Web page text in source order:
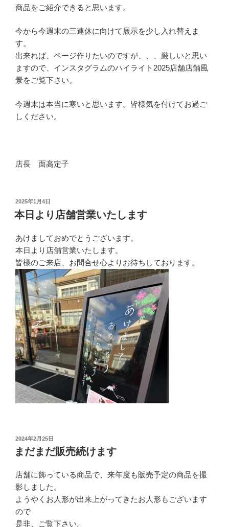
商品をご紹介できると思います。
今から今週末の三連休に向けて展示を少し入れ替えま
す。
出来れば、ページ作りたいのですが、、、厳しいと思い
ますので、インスタグラムのハイライト2025店舗店舗風
景をご覧下さい。
今週末は本当に寒いと思います。皆様気を付けてお過ご
しください。
店長 面高定子
投
稿
日:
2025年1月4日
本日より店舗営業いたします
あけましておめでとうございます。
本日より店舗営業いたします。
皆様のご来店、お問合せ心よりお待ちしております。
投
稿
日:
2024年2月25日
まだまだ販売続けます
店舗に飾っている商品で、来年度も販売予定の商品を撮
影しました。
ようやくお人形が出来上がってきたお人形もございます
ので
是非、ご覧下さい。